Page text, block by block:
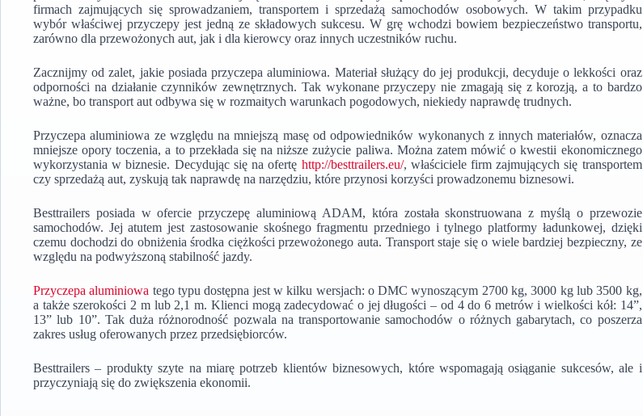
firmach zajmujących się sprowadzaniem, transportem i sprzedażą samochodów osobowych. W takim przypadku
wybór właściwej przyczepy jest jedną ze składowych sukcesu. W grę wchodzi bowiem bezpieczeństwo transportu,
zarówno dla przewożonych aut, jak i dla kierowcy oraz innych uczestników ruchu.
Zacznijmy od zalet, jakie posiada przyczepa aluminiowa. Materiał służący do jej produkcji, decyduje o lekkości oraz
odporności na działanie czynników zewnętrznych. Tak wykonane przyczepy nie zmagają się z korozją, a to bardzo
ważne, bo transport aut odbywa się w rozmaitych warunkach pogodowych, niekiedy naprawdę trudnych.
Przyczepa aluminiowa ze względu na mniejszą masę od odpowiedników wykonanych z innych materiałów, oznacza
mniejsze opory toczenia, a to przekłada się na niższe zużycie paliwa. Można zatem mówić o kwestii ekonomicznego
wykorzystania w biznesie. Decydując się na ofertę http://besttrailers.eu/, właściciele firm zajmujących się transportem
czy sprzedażą aut, zyskują tak naprawdę na narzędziu, które przynosi korzyści prowadzonemu biznesowi.
Besttrailers posiada w ofercie przyczepę aluminiową ADAM, która została skonstruowana z myślą o przewozie
samochodów. Jej atutem jest zastosowanie skośnego fragmentu przedniego i tylnego platformy ładunkowej, dzięki
czemu dochodzi do obniżenia środka ciężkości przewożonego auta. Transport staje się o wiele bardziej bezpieczny, ze
względu na podwyższoną stabilność jazdy.
Przyczepa aluminiowa tego typu dostępna jest w kilku wersjach: o DMC wynoszącym 2700 kg, 3000 kg lub 3500 kg,
a także szerokości 2 m lub 2,1 m. Klienci mogą zadecydować o jej długości – od 4 do 6 metrów i wielkości kół: 14”,
13” lub 10”. Tak duża różnorodność pozwala na transportowanie samochodów o różnych gabarytach, co poszerza
zakres usług oferowanych przez przedsiębiorców.
Besttrailers – produkty szyte na miarę potrzeb klientów biznesowych, które wspomagają osiąganie sukcesów, ale i
przyczyniają się do zwiększenia ekonomii.